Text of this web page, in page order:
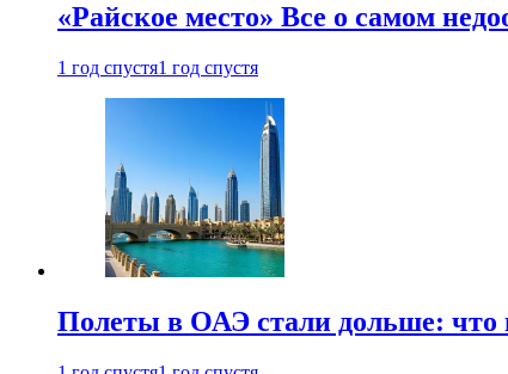
«Райское место» Все о самом
1 год спустя1 год спустя
Полеты в ОАЭ стали дольше: что